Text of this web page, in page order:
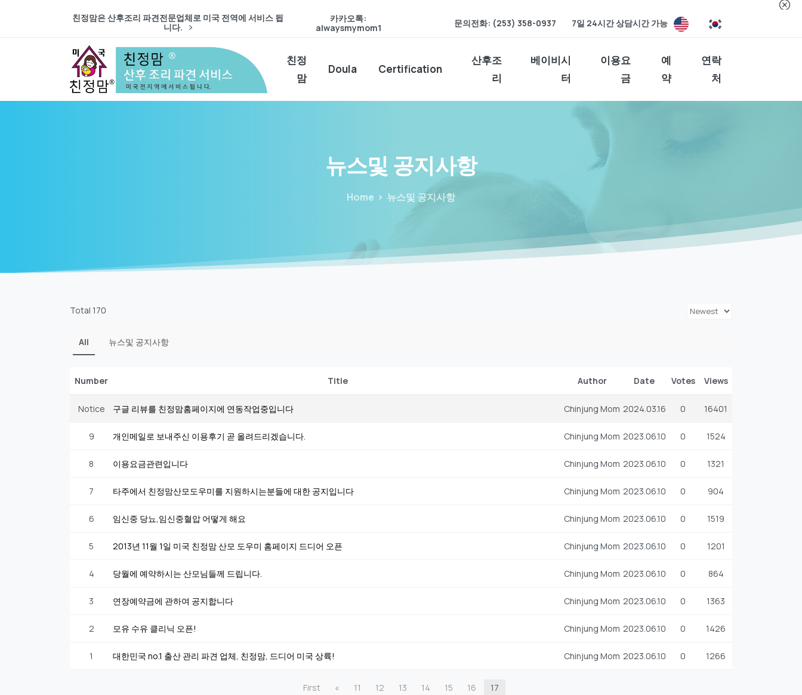
친정맘은 산후조리 파견전문업체로 미국 전역에 서비스 됩
니다.
카카오톡:
alwaysmymom1
문의전화: (253) 358-0937 7일 24시간 상담시간 가능
친정
맘
Doula Certification
산후조
리
베이비시
터
이용요
금
예
약
연락
처
뉴스및공지사항
Home 뉴스및 공지사항
Total 170
All 뉴스및 공지사항
Number Title Author Date Votes Views
Notice 구글 리뷰를 친정맘홈페이지에 연동작업중입니다 Chinjung Mom 2024.03.16 0 16401
9 개인메일로 보내주신 이용후기 곧 올려드리겠습니다. Chinjung Mom 2023.06.10 0 1524
8 이용요금관련입니다 Chinjung Mom 2023.06.10 0 1321
7 타주에서 친정맘산모도우미를 지원하시는분들에 대한 공지입니다 Chinjung Mom 2023.06.10 0 904
6 임신중 당뇨,임신중혈압 어떻게 해요 Chinjung Mom 2023.06.10 0 1519
5 2013년 11월 1일 미국 친정맘 산모 도우미 홈페이지 드디어 오픈 Chinjung Mom 2023.06.10 0 1201
4 당월에 예약하시는 산모님들께 드립니다. Chinjung Mom 2023.06.10 0 864
3 연장예약금에 관하여 공지합니다 Chinjung Mom 2023.06.10 0 1363
2 모유 수유 클리닉 오픈! Chinjung Mom 2023.06.10 0 1426
1 대한민국 no.1 출산 관리 파견 업체, 친정맘, 드디어 미국 상륙! Chinjung Mom 2023.06.10 0 1266
First « 11 12 13 14 15 16 17